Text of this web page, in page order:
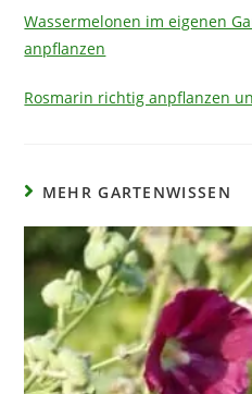
Wassermelonen im eigenen
anpflanzen
Rosmarin richtig anpflanzen
MEHR GARTENWISSEN